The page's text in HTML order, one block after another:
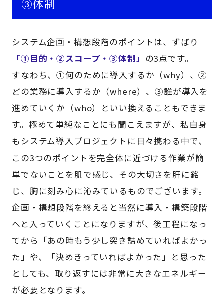
③体制
システム企画・構想段階のポイントは、ずばり
「①目的・②スコープ・③体制」 の3点です。
すなわち、①何のために導入するか（why）、②
どの業務に導入するか（where）、③誰が導入を
進めていくか（who）といい換えることもできま
す。極めて単純なことにも聞こえますが、私自身
もシステム導入プロジェクトに日々携わる中で、
この3つのポイントを完全体に近づける作業が簡
単でないことを肌で感じ、その大切さを肝に銘
じ、胸に刻み心に沁みているものでございます。
企画・構想段階を終えると当然に導入・構築段階
へと入っていくことになりますが、後工程になっ
てから「あの時もう少し突き詰めていればよかっ
た」や、「決めきっていればよかった」と思った
としても、取り返すには非常に大きなエネルギー
が必要となります。